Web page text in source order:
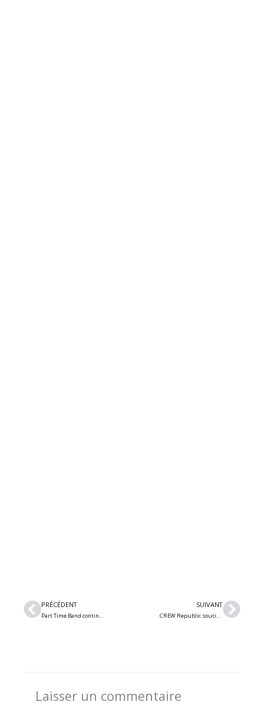
Précédent
PRÉCÉDENT
Part Time Band continue sur sa lancée avec le single « Disconnect »
SUIVANT
CREW Republic soutient fièrement la tournée mondiale Run For Your Lives 2026 d’Iron Maiden en Europe
Laisser un commentaire